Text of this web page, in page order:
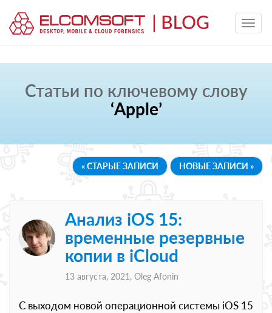
Статьи по ключевому слову
‘Apple’
« СТАРЫЕ ЗАПИСИ НОВЫЕ ЗАПИСИ »
Анализ iOS 15:
временные резервные
копии в iCloud
13 августа, 2021, Oleg Afonin
С выходом новой операционной системы iOS 15